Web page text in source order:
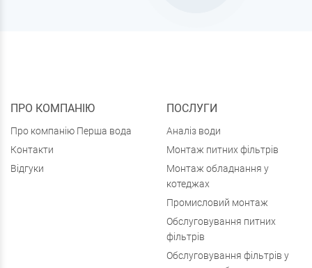
ПРО КОМПАНІЮ
Про компанію Перша вода
Контакти
Відгуки
ПОСЛУГИ
Аналіз води
Монтаж питних фільтрів
Монтаж обладнання у
котеджах
Промисловий монтаж
Обслуговування питних
фільтрів
Обслуговування фільтрів у